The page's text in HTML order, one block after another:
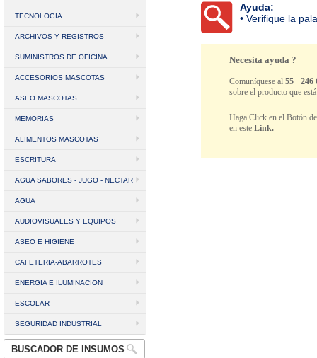
TECNOLOGIA
ARCHIVOS Y REGISTROS
SUMINISTROS DE OFICINA
ACCESORIOS MASCOTAS
ASEO MASCOTAS
MEMORIAS
ALIMENTOS MASCOTAS
ESCRITURA
AGUA SABORES - JUGO - NECTAR
AGUA
AUDIOVISUALES Y EQUIPOS
ASEO E HIGIENE
CAFETERIA-ABARROTES
ENERGIA E ILUMINACION
ESCOLAR
SEGURIDAD INDUSTRIAL
BUSCADOR DE INSUMOS
Ayuda:
• Verifique la
Necesita ayuda ?
Comuníquese al55+ 246
sobre el producto que
Haga Click en el Botón
en esteLink.